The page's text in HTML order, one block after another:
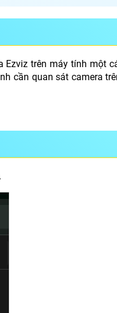
trên máy tính một
cần quan sát camera